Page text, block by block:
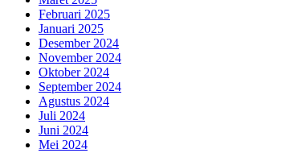
Februari 2025
Januari 2025
Desember 2024
November 2024
Oktober 2024
September 2024
Agustus 2024
Juli 2024
Juni 2024
Mei 2024